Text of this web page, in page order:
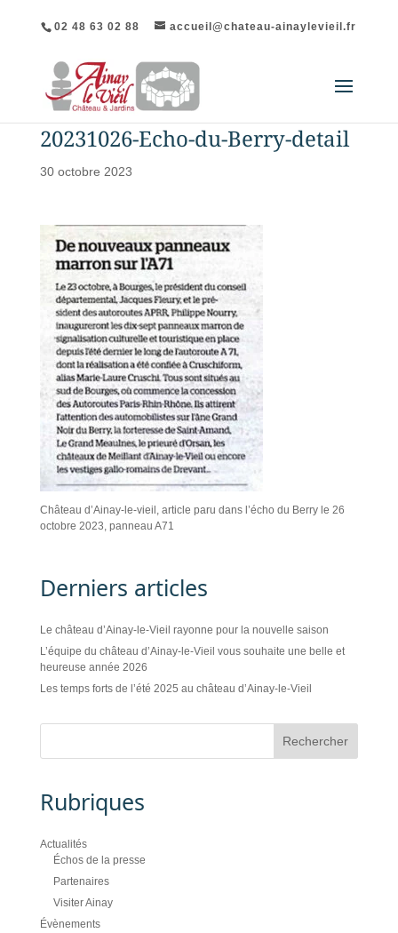
02 48 63 02 88 accueil@chateau-ainaylevieil.fr
20231026-Echo-du-Berry-detail
30 octobre 2023
Château d’Ainay-le-vieil, article paru dans l’écho du Berry le 26
octobre 2023, panneau A71
Derniers articles
Le château d’Ainay-le-Vieil rayonne pour la nouvelle saison
L’équipe du château d’Ainay-le-Vieil vous souhaite une belle et
heureuse année 2026
Les temps forts de l’été 2025 au château d’Ainay-le-Vieil
Rubriques
Actualités
Échos de la presse
Partenaires
Visiter Ainay
Évènements